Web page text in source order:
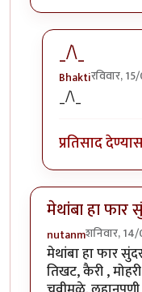
_/\_
Bhaktiरविवार,
In reply to
_/\_
प्रतिसाद
मेथांबा हा फार
nutanmशनिवार,
मेथांबा हा फार
तिखट, कैरी ,